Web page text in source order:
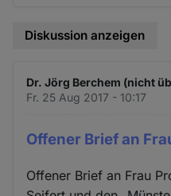
Diskussion anzeigen
Dr. Jörg Berchem (nicht
Fr. 25 Aug 2017 - 10:17
Offener Brief an
Offener Brief an Frau